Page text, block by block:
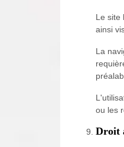
Le site
ainsi
La
ou les
Droit